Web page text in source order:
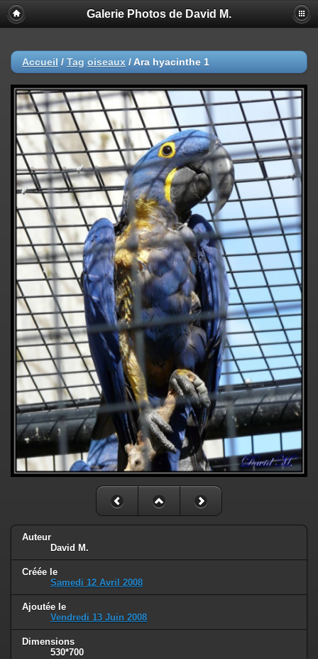
Galerie Photos de David M.
Accueil / Tag oiseaux / Ara hyacinthe 1
Auteur
David M.
Créée le
Samedi 12 Avril 2008
Ajoutée le
Vendredi 13 Juin 2008
Dimensions
530*700